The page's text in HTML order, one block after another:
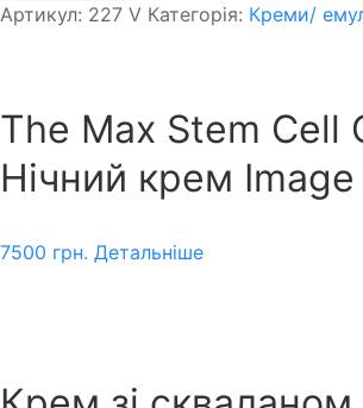
Артикул: 227 V Категорія: Креми/
The Max Stem Cell
Нічний крем
7500 грн. Детальніше